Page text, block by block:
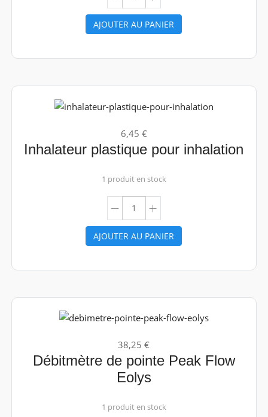
AJOUTER AU PANIER
6,45 €
Inhalateur plastique pour inhalation
1 produit en stock
AJOUTER AU PANIER
38,25 €
Débitmètre de pointe Peak Flow
Eolys
1 produit en stock